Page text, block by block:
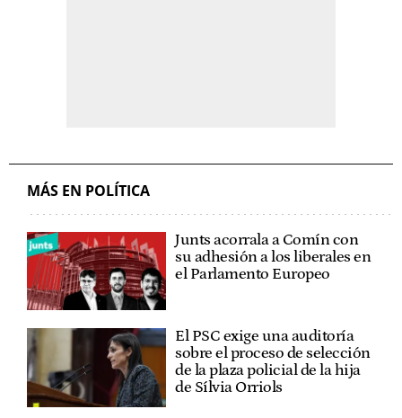
MÁS EN POLÍTICA
Junts acorrala a Comín con
su adhesión a los liberales en
el Parlamento Europeo
El PSC exige una auditoría
sobre el proceso de selección
de la plaza policial de la hija
de Sílvia Orriols